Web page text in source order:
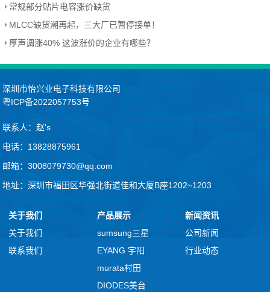
常规部分贴片电容涨价缺货
MLCC缺货潮再起，三大厂已暂停接单！
厚声调涨40% 这波涨价的企业有哪些？
深圳市怡兴业电子科技有限公司
粤ICP备2022057753号
联系人：赵's
电话：13828875961
邮箱：3008079730@qq.com
地址：深圳市福田区华强北街道佳和大厦B座1202~1203
关于我们
关于我们
联系我们
产品展示
sumsung三星
EYANG 宇阳
murata村田
DIODES美台
新闻资讯
公司新闻
行业动态